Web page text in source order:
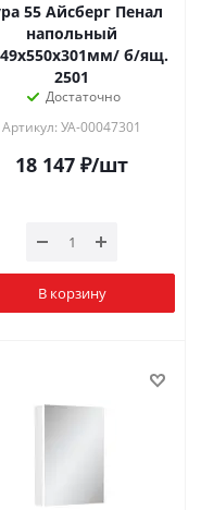
55 Айсберг Пенал
напольный
б/ящ.
2501
Достаточно
Артикул: УА-00047301
18 147 ₽/шт
В корзину